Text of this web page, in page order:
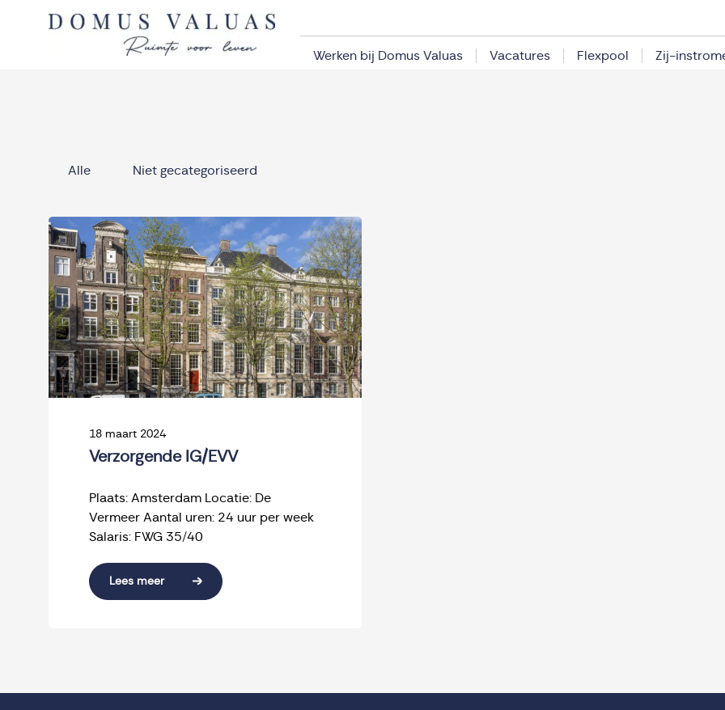
Werken bij Domus Valuas Vacatures Flexpool Zij-
Alle Niet gecategoriseerd
18 maart 2024
Verzorgende IG/EVV
Plaats: Amsterdam Locatie: De
Vermeer Aantal uren: 24 uur per week
Salaris: FWG 35/40
Lees meer